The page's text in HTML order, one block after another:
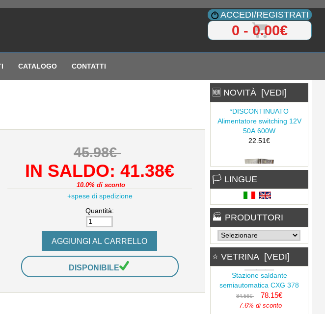
ACCEDI/REGISTRATI
0 - 0.00€
CATALOGO CONTATTI
45.98€
IN SALDO: 41.38€
10.0% di sconto
+spese di spedizione
Quantità:
DISPONIBILE
🆕 NOVITÀ [VEDI]
*DISCONTINUATO
Alimentatore switching 12V
50A 600W
22.51€
ALIMENTATORE
STABILIZZATO BOX
QUADRO DC 12V 3A 4
USCITE
13.42€
Alimentatore switching 12V
10A 120W
6.71€
🏳 LINGUE
🏭 PRODUTTORI
⭐ VETRINA [VEDI]
Stazione saldante
semiautomatica CXG 378
84.56€ 78.15€
7.6% di sconto